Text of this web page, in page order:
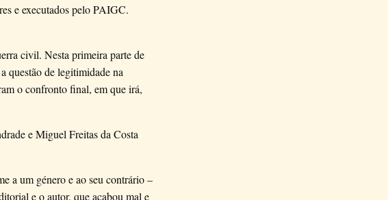
e executados pelo PAIGC.
civil. Nesta primeira parte de
questão de legitimidade na
o confronto final, em que irá,
e Miguel Freitas da Costa
a um género e ao seu contrário –
e o autor, que acabou mal e